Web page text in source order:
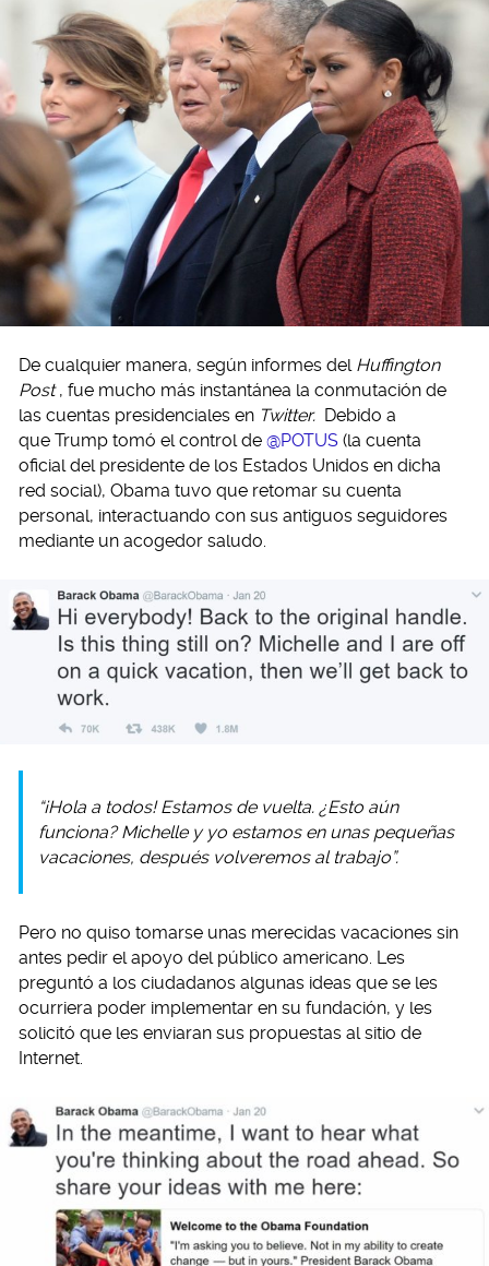
De cualquier manera, según informes del Huffington
Post , fue mucho más instantánea la conmutación de
las cuentas presidenciales en Twitter. Debido a
que Trump tomó el control de @POTUS (la cuenta
oficial del presidente de los Estados Unidos en dicha
red social), Obama tuvo que retomar su cuenta
personal, interactuando con sus antiguos seguidores
mediante un acogedor saludo.
“¡Hola a todos! Estamos de vuelta. ¿Esto aún
funciona? Michelle y yo estamos en unas pequeñas
vacaciones, después volveremos al trabajo”.
Pero no quiso tomarse unas merecidas vacaciones sin
antes pedir el apoyo del público americano. Les
preguntó a los ciudadanos algunas ideas que se les
ocurriera poder implementar en su fundación, y les
solicitó que les enviaran sus propuestas al sitio de
Internet.